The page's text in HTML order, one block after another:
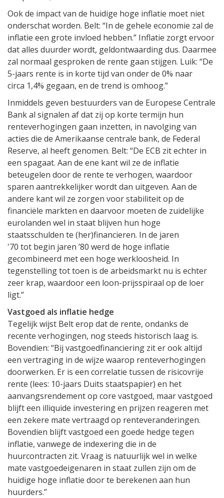
Ook de impact van de huidige hoge inflatie moet niet
onderschat worden. Belt: “In de gehele economie zal de
inflatie een grote invloed hebben.” Inflatie zorgt ervoor
dat alles duurder wordt, geldontwaarding dus. Daarmee
zal normaal gesproken de rente gaan stijgen. Luik: “De
5-jaars rente is in korte tijd van onder de 0% naar
circa 1,4% gegaan, en de trend is omhoog.”
Inmiddels geven bestuurders van de Europese Centrale
Bank al signalen af dat zij op korte termijn hun
renteverhogingen gaan inzetten, in navolging van
acties die de Amerikaanse centrale bank, de Federal
Reserve, al heeft genomen. Belt: “De ECB zit echter in
een spagaat. Aan de ene kant wil ze de inflatie
beteugelen door de rente te verhogen, waardoor
sparen aantrekkelijker wordt dan uitgeven. Aan de
andere kant wil ze zorgen voor stabiliteit op de
financiële markten en daarvoor moeten de zuidelijke
eurolanden wel in staat blijven hun hoge
staatsschulden te (her)financieren. In de jaren
'70 tot begin jaren ’80 werd de hoge inflatie
gecombineerd met een hoge werkloosheid. In
tegenstelling tot toen is de arbeidsmarkt nu is echter
zeer krap, waardoor een loon-prijsspiraal op de loer
ligt.”
Vastgoed als inflatie hedge
Tegelijk wijst Belt erop dat de rente, ondanks de
recente verhogingen, nog steeds historisch laag is.
Bovendien: “Bij vastgoedfinanciering zit er ook altijd
een vertraging in de wijze waarop renteverhogingen
doorwerken. Er is een correlatie tussen de risicovrije
rente (lees: 10-jaars Duits staatspapier) en het
aanvangsrendement op core vastgoed, maar vastgoed
blijft een illiquide investering en prijzen reageren met
een zekere mate vertraagd op renteveranderingen.
Bovendien blijft vastgoed een goede hedge tegen
inflatie, vanwege de indexering die in de
huurcontracten zit. Vraag is natuurlijk wel in welke
mate vastgoedeigenaren in staat zullen zijn om de
huidige hoge inflatie door te berekenen aan hun
huurders.”